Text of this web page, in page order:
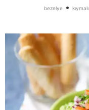
bezelye •